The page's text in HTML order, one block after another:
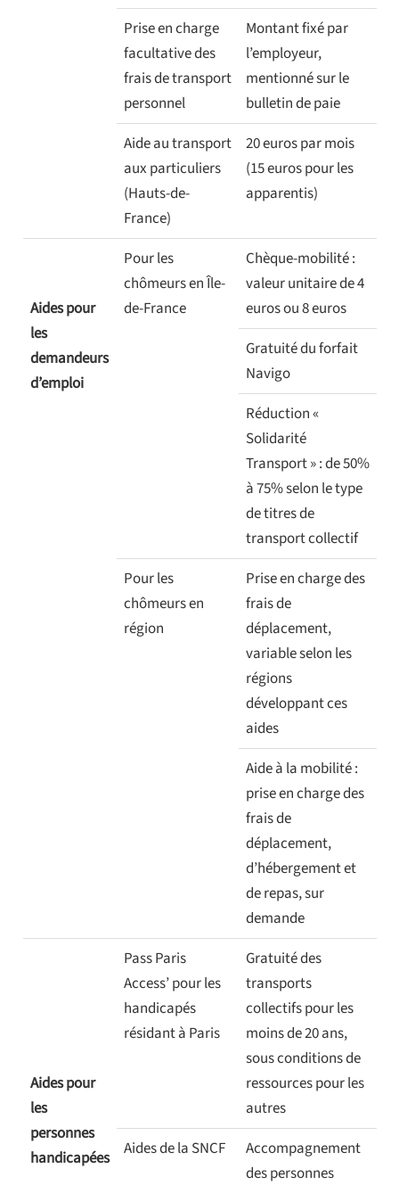
Prise en charge
facultative des
frais de transport
personnel
Montant fixé par
l’employeur,
mentionné sur le
bulletin de paie
Aide au transport
aux particuliers
(Hauts-de-
France)
20 euros par mois
(15 euros pour les
apparentis)
Aides pour
les
demandeurs
d’emploi
Pour les
chômeurs en Île-
de-France
Chèque-mobilité :
valeur unitaire de 4
euros ou 8 euros
Gratuité du forfait
Navigo
Réduction «
Solidarité
Transport » : de 50%
à 75% selon le type
de titres de
transport collectif
Pour les
chômeurs en
région
Prise en charge des
frais de
déplacement,
variable selon les
régions
développant ces
aides
Aide à la mobilité :
prise en charge des
frais de
déplacement,
d’hébergement et
de repas, sur
demande
Aides pour
les
personnes
handicapées
Pass Paris
Access’ pour les
handicapés
résidant à Paris
Gratuité des
transports
collectifs pour les
moins de 20 ans,
sous conditions de
ressources pour les
autres
Aides de la SNCF
Accompagnement
des personnes